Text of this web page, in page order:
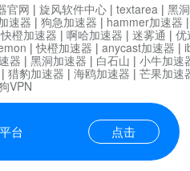
台 点击
官网 | 旋风软件中心 | textarea | 黑
速器 | 狗急加速器 | hammer加速器
快橙加速器 | 啊哈加速器 | 迷雾通 | 优
|快橙加速器 | anycast加速器 |
器 | 黑洞加速器 | 白石山 | 小牛加速
| 猎豹加速器 | 海鸥加速器 | 芒果加速
VPN